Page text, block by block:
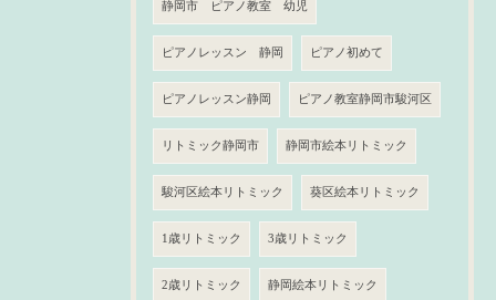
静岡市 ピアノ教室 幼児
ピアノレッスン 静岡 ピアノ初めて
ピアノレッスン静岡 ピアノ教室静岡市駿河区
リトミック静岡市 静岡市絵本リトミック
駿河区絵本リトミック 葵区絵本リトミック
1歳リトミック 3歳リトミック
2歳リトミック 静岡絵本リトミック